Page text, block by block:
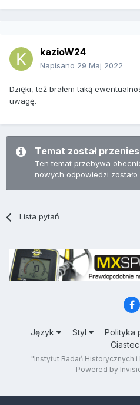
kazioW24
Napisano 29 Maj 2022
Dzięki, też brałem taką
uwagę.
Temat został
Ten temat przebywa
nowych odpowiedzi
Lista pytań
Język Styl Polityka
"Instytut Badań Historycznych
Powered by